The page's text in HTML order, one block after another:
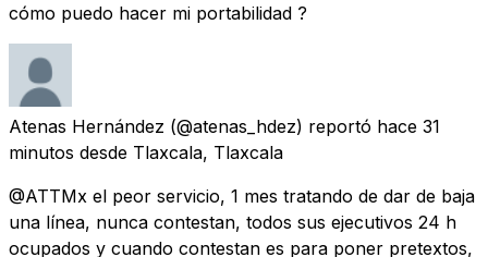
cómo puedo hacer mi portabilidad ?
Atenas Hernández (@atenas_hdez) reportó hace 31
minutos desde Tlaxcala, Tlaxcala
@ATTMx el peor servicio, 1 mes tratando de dar de baja
una línea, nunca contestan, todos sus ejecutivos 24 h
ocupados y cuando contestan es para poner pretextos,